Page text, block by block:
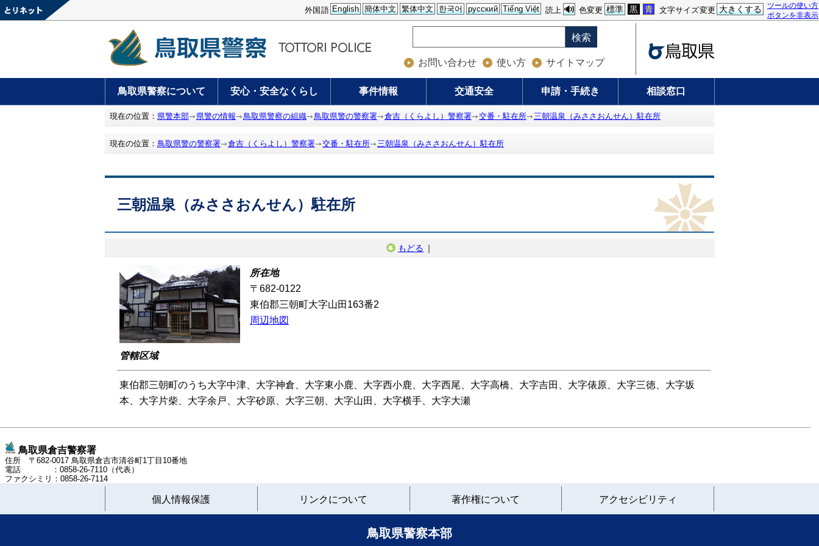
ツールの使い方
ボタンを非表示
文字サイズ変更 大きくする
色変更 標準 黒 青
読上
外国語 English 簡体中文 繁体中文 한국어 русский Tiếng Việt
検索
お問い合わせ 使い方 サイトマップ
鳥取県警察について 安心・安全なくらし 事件情報 交通安全 申請・手続き 相談窓口
現在の位置： 県警本部 県警の情報 鳥取県警察の組織 鳥取県警の警察署 倉吉（くらよし）警察署 交番・駐在所 三朝温泉（みささおんせん）駐在所
現在の位置： 鳥取県警の警察署 倉吉（くらよし）警察署 交番・駐在所 三朝温泉（みささおんせん）駐在所
三朝温泉（みささおんせん）駐在所
もどる ｜
所在地
〒682-0122
東伯郡三朝町大字山田163番2
周辺地図
管轄区域
東伯郡三朝町のうち大字中津、大字神倉、大字東小鹿、大字西小鹿、大字西尾、大字高橋、大字吉田、大字俵原、大字三徳、大字坂
本、大字片柴、大字余戸、大字砂原、大字三朝、大字山田、大字横手、大字大瀬
鳥取県倉吉警察署
住所 〒682-0017 鳥取県倉吉市清谷町1丁目10番地
電話 ：0858-26-7110（代表）
ファクシミリ：0858-26-7114
個人情報保護
と
リンクについて 著作権について アクセシビリティ
鳥取県警察本部